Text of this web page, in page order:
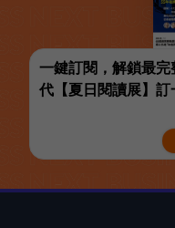
一鍵訂閱，解鎖最
代【夏日閱讀展】